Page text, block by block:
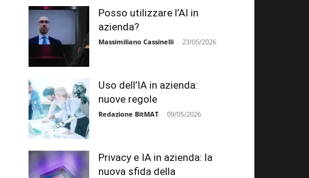
Posso utilizzare l’AI in
azienda?
Massimiliano Cassinelli - 23/05/2026
Uso dell’IA in azienda:
nuove regole
Redazione BitMAT - 09/05/2026
Privacy e IA in azienda: la
nuova sfida della